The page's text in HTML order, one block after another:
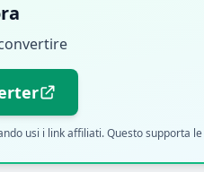
usi i link affiliati. Questo supporta